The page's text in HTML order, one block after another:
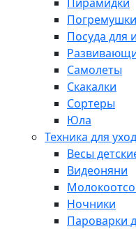
Погремушки
Посуда для
Самолеты
Скакалки
Сортеры
Юла
Техника для
Весы
Видеоняни
Ночники
Пароварки